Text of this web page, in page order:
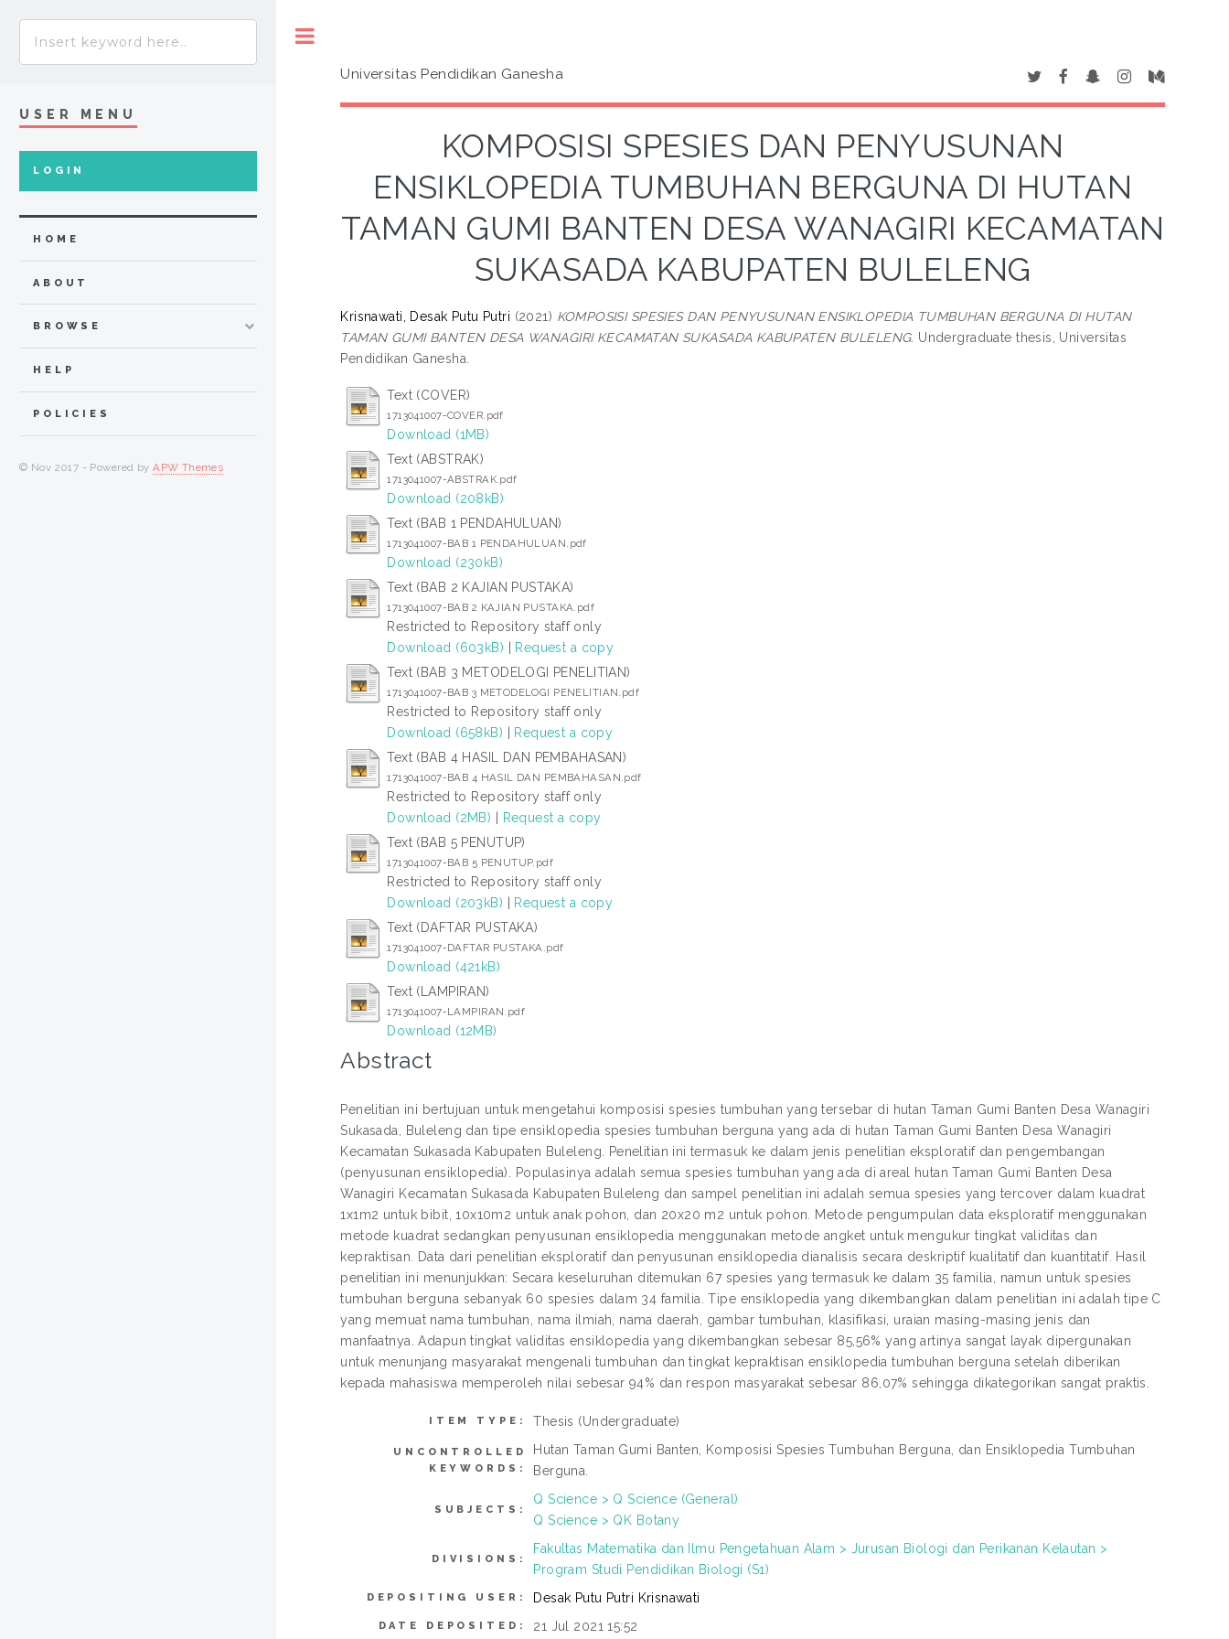
Universitas Pendidikan Ganesha
KOMPOSISI SPESIES DAN PENYUSUNAN
ENSIKLOPEDIA TUMBUHAN BERGUNA DI HUTAN
TAMAN GUMI BANTEN DESA WANAGIRI KECAMATAN
SUKASADA KABUPATEN BULELENG
Krisnawati, Desak Putu Putri (2021) KOMPOSISI SPESIES DAN PENYUSUNAN ENSIKLOPEDIA TUMBUHAN BERGUNA DI HUTAN
TAMAN GUMI BANTEN DESA WANAGIRI KECAMATAN SUKASADA KABUPATEN BULELENG. Undergraduate thesis, Universitas
Pendidikan Ganesha.
Text (COVER)
1713041007-COVER.pdf
Download (1MB)
Text (ABSTRAK)
1713041007-ABSTRAK.pdf
Download (208kB)
Text (BAB 1 PENDAHULUAN)
1713041007-BAB 1 PENDAHULUAN.pdf
Download (230kB)
Text (BAB 2 KAJIAN PUSTAKA)
1713041007-BAB 2 KAJIAN PUSTAKA.pdf
Restricted to Repository staff only
Download (603kB) | Request a copy
Text (BAB 3 METODELOGI PENELITIAN)
1713041007-BAB 3 METODELOGI PENELITIAN.pdf
Restricted to Repository staff only
Download (658kB) | Request a copy
Text (BAB 4 HASIL DAN PEMBAHASAN)
1713041007-BAB 4 HASIL DAN PEMBAHASAN.pdf
Restricted to Repository staff only
Download (2MB) | Request a copy
Text (BAB 5 PENUTUP)
1713041007-BAB 5 PENUTUP.pdf
Restricted to Repository staff only
Download (203kB) | Request a copy
Text (DAFTAR PUSTAKA)
1713041007-DAFTAR PUSTAKA.pdf
Download (421kB)
Text (LAMPIRAN)
1713041007-LAMPIRAN.pdf
Download (12MB)
Abstract
Penelitian ini bertujuan untuk mengetahui komposisi spesies tumbuhan yang tersebar di hutan Taman Gumi Banten Desa Wanagiri
Sukasada, Buleleng dan tipe ensiklopedia spesies tumbuhan berguna yang ada di hutan Taman Gumi Banten Desa Wanagiri
Kecamatan Sukasada Kabupaten Buleleng. Penelitian ini termasuk ke dalam jenis penelitian eksploratif dan pengembangan
(penyusunan ensiklopedia). Populasinya adalah semua spesies tumbuhan yang ada di areal hutan Taman Gumi Banten Desa
Wanagiri Kecamatan Sukasada Kabupaten Buleleng dan sampel penelitian ini adalah semua spesies yang tercover dalam kuadrat
1x1m2 untuk bibit, 10x10m2 untuk anak pohon, dan 20x20 m2 untuk pohon. Metode pengumpulan data eksploratif menggunakan
metode kuadrat sedangkan penyusunan ensiklopedia menggunakan metode angket untuk mengukur tingkat validitas dan
kepraktisan. Data dari penelitian eksploratif dan penyusunan ensiklopedia dianalisis secara deskriptif kualitatif dan kuantitatif. Hasil
penelitian ini menunjukkan: Secara keseluruhan ditemukan 67 spesies yang termasuk ke dalam 35 familia, namun untuk spesies
tumbuhan berguna sebanyak 60 spesies dalam 34 familia. Tipe ensiklopedia yang dikembangkan dalam penelitian ini adalah tipe C
yang memuat nama tumbuhan, nama ilmiah, nama daerah, gambar tumbuhan, klasifikasi, uraian masing-masing jenis dan
manfaatnya. Adapun tingkat validitas ensiklopedia yang dikembangkan sebesar 85,56% yang artinya sangat layak dipergunakan
untuk menunjang masyarakat mengenali tumbuhan dan tingkat kepraktisan ensiklopedia tumbuhan berguna setelah diberikan
kepada mahasiswa memperoleh nilai sebesar 94% dan respon masyarakat sebesar 86,07% sehingga dikategorikan sangat praktis.
ITEM TYPE: Thesis (Undergraduate)
UNCONTROLLED
KEYWORDS:
Hutan Taman Gumi Banten, Komposisi Spesies Tumbuhan Berguna, dan Ensiklopedia Tumbuhan
Berguna.
SUBJECTS:
Q Science > Q Science (General)
Q Science > QK Botany
DIVISIONS:
Fakultas Matematika dan Ilmu Pengetahuan Alam > Jurusan Biologi dan Perikanan Kelautan >
Program Studi Pendidikan Biologi (S1)
DEPOSITING USER: Desak Putu Putri Krisnawati
DATE DEPOSITED: 21 Jul 2021 15:52
USER MENU
LOGIN
HOME
ABOUT
BROWSE
HELP
POLICIES
© Nov 2017 - Powered byAPW Themes